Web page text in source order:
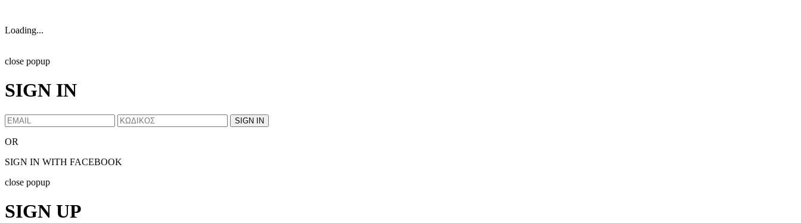
Loading...
close popup
SIGN IN
OR
SIGN IN WITH FACEBOOK
close popup
SIGN UP